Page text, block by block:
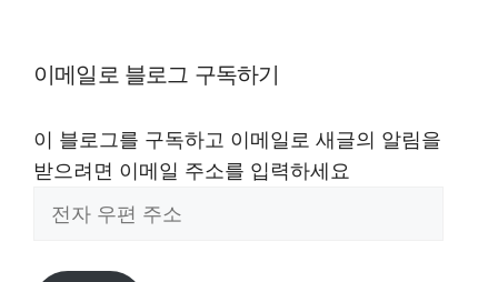
이메일로 블로그 구독하기
이 블로그를 구독하고 이메일로 새글의 알림을
받으려면 이메일 주소를 입력하세요